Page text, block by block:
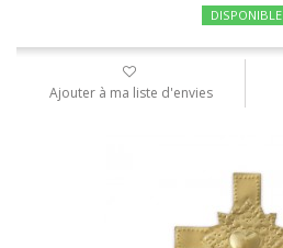
DISPONIBLE
Ajouter à ma liste d'envies